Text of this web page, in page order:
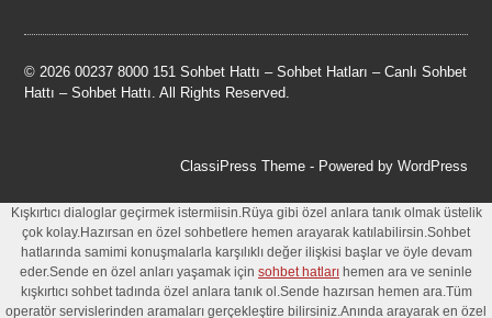
© 2026 00237 8000 151 Sohbet Hattı – Sohbet Hatları – Canlı Sohbet
Hattı – Sohbet Hattı. All Rights Reserved.
ClassiPress Theme- Powered by WordPress
Kışkırtıcı dialoglar geçirmek istermiisin.Rüya gibi özel anlara tanık olmak üstelik
çok kolay.Hazırsan en özel sohbetlere hemen arayarak katılabilirsin.Sohbet
hatlarında samimi konuşmalarla karşılıklı değer ilişkisi başlar ve öyle devam
eder.Sende en özel anları yaşamak için sohbet hatları hemen ara ve seninle
kışkırtıcı sohbet tadında özel anlara tanık ol.Sende hazırsan hemen ara.Tüm
operatör servislerinden aramaları gerçekleştire bilirsiniz.Anında arayarak en özel